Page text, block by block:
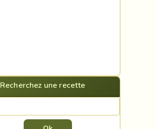
Recherchez une recette